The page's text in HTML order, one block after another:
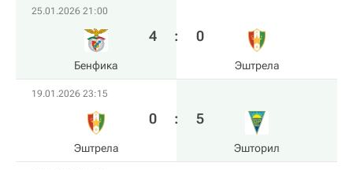
25.01.2026 21:00
Бенфика
4 : 0
Эштрела
19.01.2026 23:15
Эштрела
0 : 5
Эшторил